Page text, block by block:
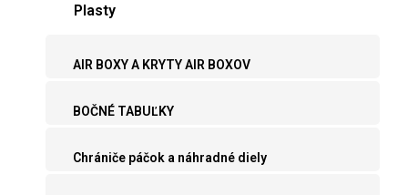
Plasty
AIR BOXY A KRYTY AIR BOXOV
BOČNÉ TABUĽKY
Chrániče páčok a náhradné diely